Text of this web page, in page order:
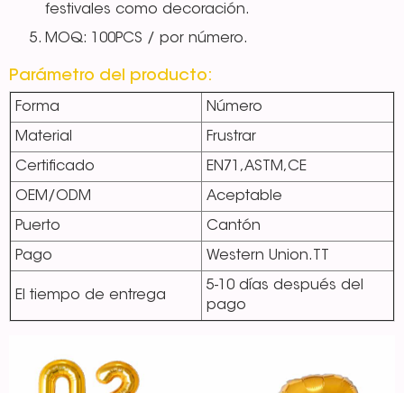
festivales como decoración.
MOQ: 100PCS / por número.
Parámetro del producto:
Forma Número
Material Frustrar
Certificado EN71,ASTM,CE
OEM/ODM Aceptable
Puerto Cantón
Pago Western Union.TT
El tiempo de entrega
5-10 días después del
pago